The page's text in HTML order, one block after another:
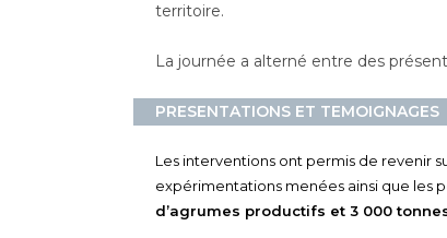
territoire.
La journée a alterné entre des
PRESENTATIONS ET TEMOIGNAGES
Les interventions ont permis de revenir
expérimentations menées ainsi que les
d’agrumes productifs et 3 000